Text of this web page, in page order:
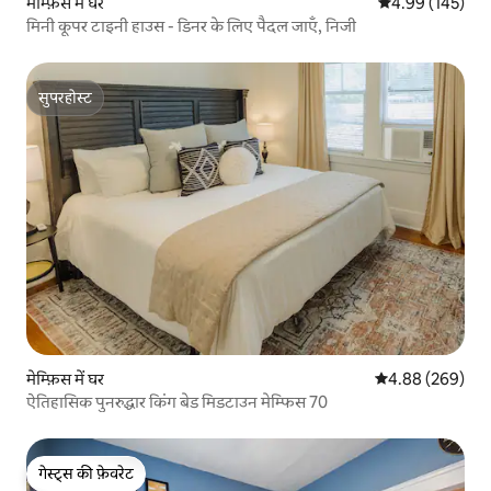
मिनी कूपर टाइनी हाउस - डिनर के लिए पैदल जाएँ, निजी
सुपरहोस्ट
सुपरहोस्ट
मेम्फ़िस में घर औसत रेटिंग 5 में से
4.88 (269)
ऐतिहासिक पुनरुद्धार किंग बेड मिडटाउन मेम्फिस 70
गेस्ट्स की फ़ेवरेट
गेस्ट्स की फ़ेवरेट